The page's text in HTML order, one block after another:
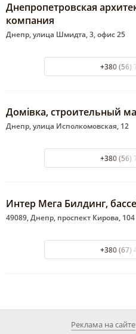
Днепропетровская
компания
Днепр, улица Шмидта, 3, офис 25
+380 (56)
Домівка, строительный
Днепр, улица Исполкомовская, 12
+380 (56)
Интер Мега Билдинг,
49089, Днепр, проспект Кирова, 104
+380 (67)
Реклама на сайте